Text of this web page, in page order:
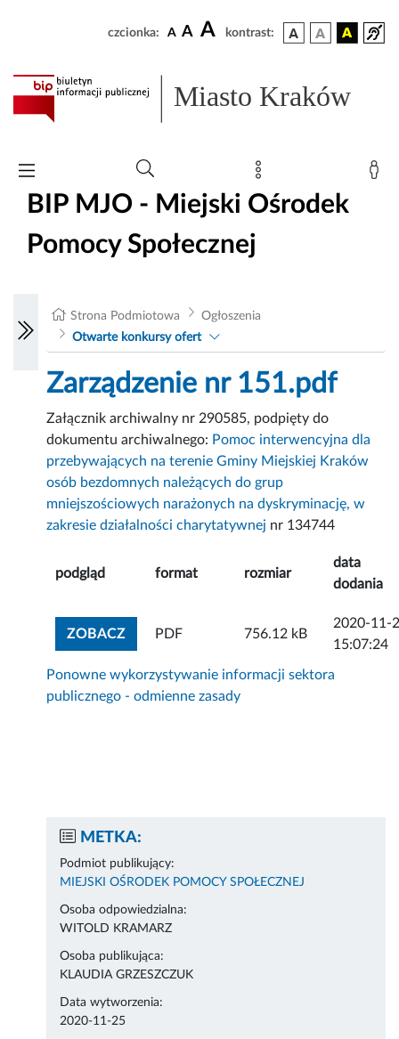
czcionka: A A A kontrast:
Miasto Kraków
BIP MJO - Miejski Ośrodek
Pomocy Społecznej
Strona Podmiotowa
Ogłoszenia
Otwarte konkursy ofert
Zarządzenie nr 151.pdf
Załącznik archiwalny nr 290585, podpięty do
dokumentu archiwalnego: Pomoc interwencyjna dla
przebywających na terenie Gminy Miejskiej Kraków
osób bezdomnych należących do grup
mniejszościowych narażonych na dyskryminację, w
zakresie działalności charytatywnej nr 134744
podgląd format rozmiar
data
dodania
ZOBACZZOBACZ ZAŁĄCZNIK
PDF 756.12 kB
2020-11-
15:07:24
Ponowne wykorzystywanie informacji sektora
publicznego - odmienne zasady
METKA:
Podmiot publikujący:
MIEJSKI OŚRODEK POMOCY SPOŁECZNEJ
Osoba odpowiedzialna:
WITOLD KRAMARZ
Osoba publikująca:
KLAUDIA GRZESZCZUK
Data wytworzenia:
2020-11-25